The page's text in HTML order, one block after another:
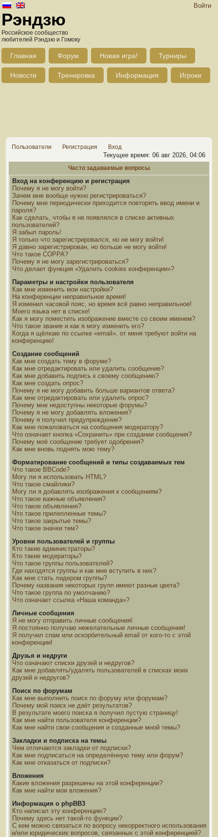
Войти
Рэндзю
Российское сообщество
любителей Рэндзю и Гомоку
Главная Форум Новая игра! Турниры
Новости Тренировка Информация Игроки
Пользователи Регистрация Вход
Текущее время: 06 авг 2026, 04:06
Часто задаваемые вопросы
Вход на конференцию и регистрация
Почему я не могу войти?
Зачем мне вообще нужно регистрироваться?
Почему мне периодически приходится повторять ввод имени и
пароля?
Как сделать, чтобы я не появлялся в списке активных
пользователей?
Я забыл пароль!
Я только что зарегистрировался, но не могу войти!
Я давно зарегистрирован, но больше не могу войти!
Что такое COPPA?
Почему я не могу зарегистрироваться?
Что делает функция «Удалить cookies конференции»?
Параметры и настройки пользователя
Как мне изменить мои настройки?
На конференции неправильное время!
Я изменил часовой пояс, но время всё равно неправильное!
Моего языка нет в списке!
Как я могу поместить изображение вместе со своим именем?
Что такое звание и как я могу изменить его?
Когда я щёлкаю по ссылке «email», от меня требуют войти на
конференцию!
Создание сообщений
Как мне создать тему в форуме?
Как мне отредактировать или удалить сообщение?
Как мне добавить подпись к своему сообщению?
Как мне создать опрос?
Почему я не могу добавить больше вариантов ответа?
Как мне отредактировать или удалить опрос?
Почему мне недоступны некоторые форумы?
Почему я не могу добавлять вложения?
Почему я получил предупреждение?
Как мне пожаловаться на сообщения модератору?
Что означает кнопка «Сохранить» при создании сообщения?
Почему моё сообщение требует одобрения?
Как мне вновь поднять мою тему?
Форматирование сообщений и типы создаваемых тем
Что такое BBCode?
Могу ли я использовать HTML?
Что такое смайлики?
Могу ли я добавлять изображения к сообщениям?
Что такое важные объявления?
Что такое объявления?
Что такое прилепленные темы?
Что такое закрытые темы?
Что такое значки тем?
Уровни пользователей и группы
Кто такие администраторы?
Кто такие модераторы?
Что такое группы пользователей?
Где находятся группы и как мне вступить в них?
Как мне стать лидером группы?
Почему названия некоторых групп имеют разные цвета?
Что такое группа по умолчанию?
Что означает ссылка «Наша команда»?
Личные сообщения
Я не могу отправить личные сообщения!
Я постоянно получаю нежелательные личные сообщения!
Я получил спам или оскорбительный email от кого-то с этой
конференции!
Друзья и недруги
Что означают списки друзей и недругов?
Как мне добавлять/удалять пользователей в списках моих
друзей и недругов?
Поиск по форумам
Как мне выполнить поиск по форуму или форумам?
Почему мой поиск не даёт результатов?
В результате моего поиска я получил пустую страницу!
Как мне найти пользователя конференции?
Как мне найти свои сообщения и созданные мной темы?
Закладки и подписка на темы
Чем отличаются закладки от подписки?
Как мне подписаться на определённую тему или форум?
Как мне отказаться от подписки?
Вложения
Какие вложения разрешены на этой конференции?
Как мне найти мои вложения?
Информация о phpBB3
Кто написал эту конференцию?
Почему здесь нет такой-то функции?
С кем можно связаться по вопросу некорректного использования
и/или юридических вопросов, связанных с этой конференцией?